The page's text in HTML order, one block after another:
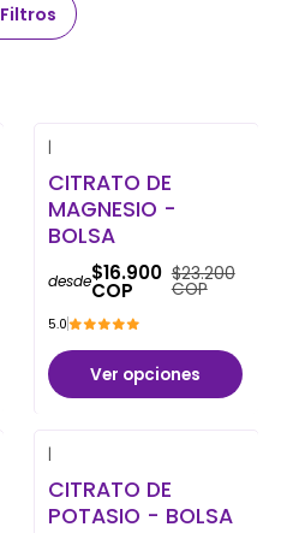
Filtros
|
CITRATO DE
MAGNESIO -
BOLSA
desde$16.900
COP
$23.200
COP
5.0
Ver opciones
|
CITRATO DE
POTASIO - BOLSA